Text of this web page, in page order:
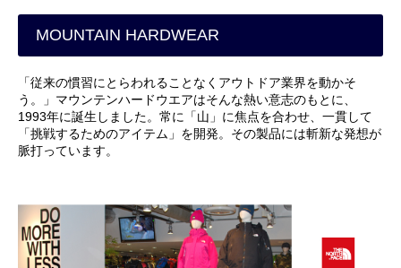
MOUNTAIN HARDWEAR
「従来の慣習にとらわれることなくアウトドア業界を動かそ
う。」マウンテンハードウエアはそんな熱い意志のもとに、
1993年に誕生しました。常に「山」に焦点を合わせ、一貫して
「挑戦するためのアイテム」を開発。その製品には斬新な発想が
脈打っています。